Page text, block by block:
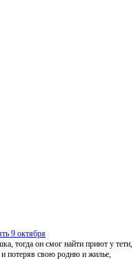
9 октября
тогда он смог найти приют у тети,
потеряв свою родню и жилье,